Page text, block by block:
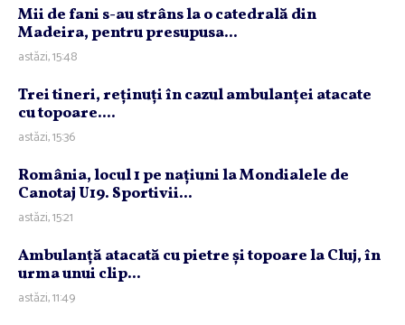
Mii de fani s-au strâns la o catedrală din
Madeira, pentru presupusa...
astăzi, 15:48
Trei tineri, reţinuţi în cazul ambulanţei atacate
cu topoare....
astăzi, 15:36
România, locul 1 pe naţiuni la Mondialele de
Canotaj U19. Sportivii...
astăzi, 15:21
Ambulanţă atacată cu pietre şi topoare la Cluj, în
urma unui clip...
astăzi, 11:49